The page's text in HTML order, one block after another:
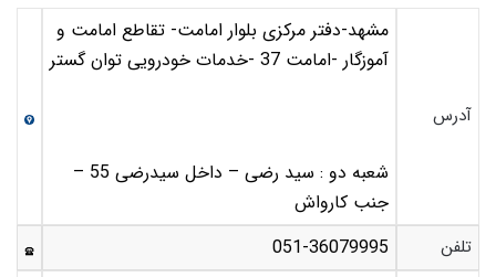
آدرس
مشهد-دفتر مرکزی بلوار امامت- تقاطع امامت و
آموزگار -امامت 37 -خدمات خودرویی توان گستر
شعبه دو : سید رضی – داخل سیدرضی 55 –
جنب کارواش
تلفن 051-36079995